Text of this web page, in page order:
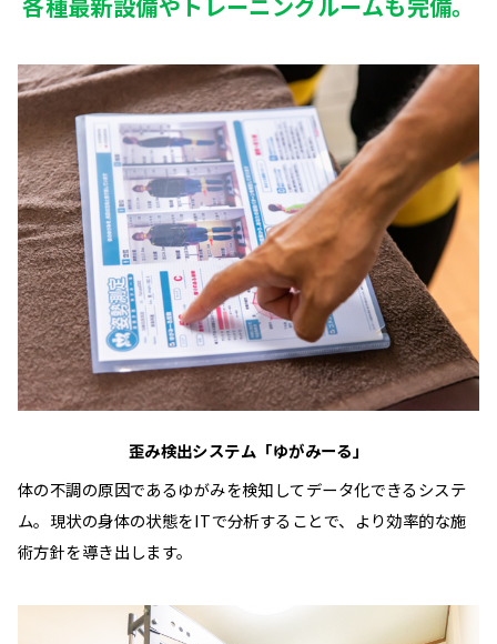
歪み検出システム「ゆがみーる」
体の不調の原因であるゆがみを検知してデータ化できるシステ
ム。現状の身体の状態をITで分析することで、より効率的な施
術方針を導き出します。